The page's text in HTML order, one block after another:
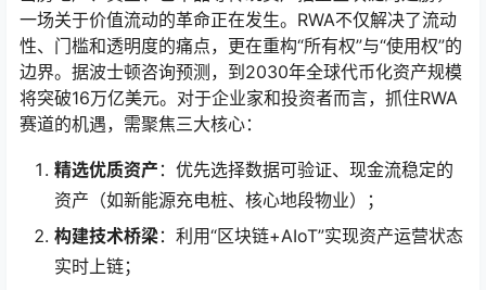
一场关于价值流动的革命正在发生。RWA不仅解决了流动
性、门槛和透明度的痛点，更在重构“所有权”与“使用权”的
边界。据波士顿咨询预测，到2030年全球代币化资产规模
将突破16万亿美元。对于企业家和投资者而言，抓住RWA
赛道的机遇，需聚焦三大核心：
精选优质资产 ：优先选择数据可验证、现金流稳定的
资产（如新能源充电桩、核心地段物业）；
构建技术桥梁：利用“区块链+AIoT”实现资产运营状态
实时上链；